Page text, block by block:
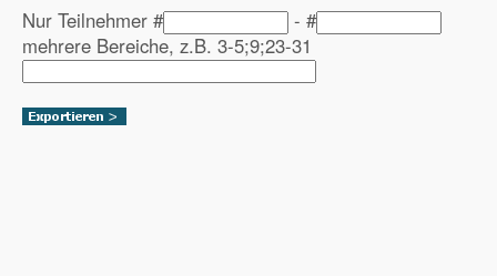
Nur Teilnehmer #
- #
mehrere Bereiche, z.B. 3-5;9;23-31